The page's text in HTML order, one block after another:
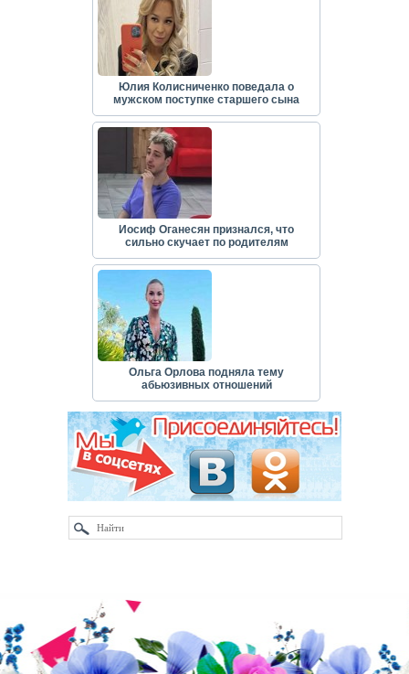
Юлия Колисниченко поведала о
мужском поступке старшего сына
Иосиф Оганесян признался, что
сильно скучает по родителям
Ольга Орлова подняла тему
абьюзивных отношений